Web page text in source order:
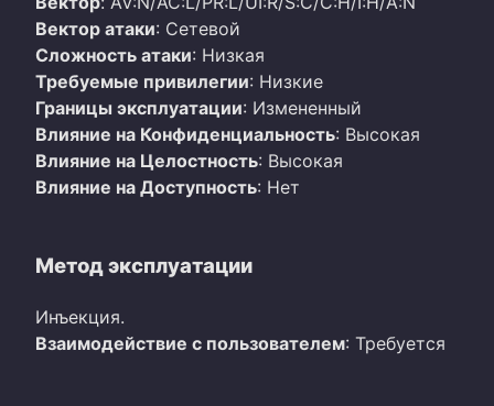
Вектор атаки: Сетевой
Сложность атаки: Низкая
Требуемые привилегии: Низкие
Границы эксплуатации: Измененный
Влияние на Конфиденциальность: Высокая
Влияние на Целостность: Высокая
Влияние на Доступность: Нет
Метод эксплуатации
Инъекция.
Взаимодействие с пользователем: Требуется